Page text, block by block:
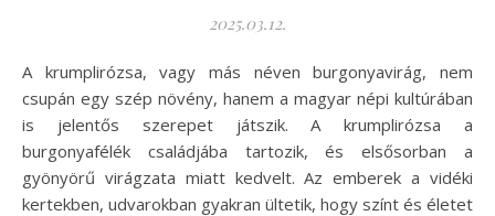
2025.03.12.
A krumplirózsa, vagy más néven burgonyavirág, nem
csupán egy szép növény, hanem a magyar népi kultúrában
is jelentős szerepet játszik. A krumplirózsa a
burgonyafélék családjába tartozik, és elsősorban a
gyönyörű virágzata miatt kedvelt. Az emberek a vidéki
kertekben, udvarokban gyakran ültetik, hogy színt és életet